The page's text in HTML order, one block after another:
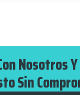
Nosotros
Sin